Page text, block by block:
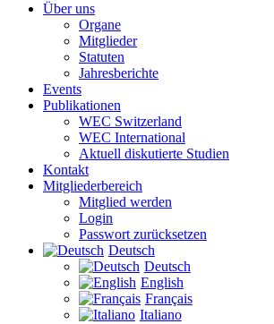
Über uns
Organe
Mitglieder
Statuten
Jahresberichte
Events
Publikationen
WEC Switzerland
WEC International
Aktuell diskutierte Studien
Kontakt
Mitgliederbereich
Mitglied werden
Login
Passwort zurücksetzen
Deutsch
Deutsch
English
Français
Italiano